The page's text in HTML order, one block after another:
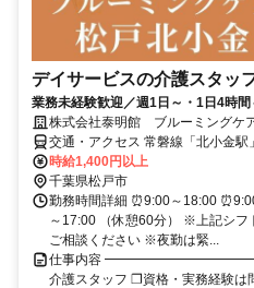
デイサービスの介護スタッ
業務未経験歓迎／週1日～・1日4時
株式会社泰明館 ブルーミングケ
交通・アクセス 常磐線「北小金
趾駅」から徒歩10分 ★車・バイク
時給1,400円以上
千葉県松戸市
勤務時間詳細 ⏰9:00～18:00
～17:00 （休憩60分） ※上記シ
ご相談ください ※夜勤は緊...
仕事内容
介護スタッフ ❐資格・実務経験は